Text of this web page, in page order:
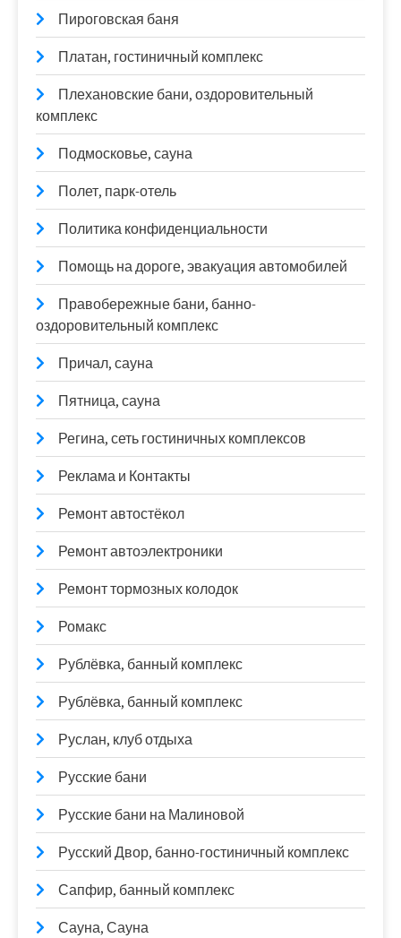
Пироговская баня
Платан, гостиничный комплекс
Плехановские бани, оздоровительный
комплекс
Подмосковье, сауна
Полет, парк-отель
Политика конфиденциальности
Помощь на дороге, эвакуация автомобилей
Правобережные бани, банно-
оздоровительный комплекс
Причал, сауна
Пятница, сауна
Регина, сеть гостиничных комплексов
Реклама и Контакты
Ремонт автостёкол
Ремонт автоэлектроники
Ремонт тормозных колодок
Ромакс
Рублёвка, банный комплекс
Рублёвка, банный комплекс
Руслан, клуб отдыха
Русские бани
Русские бани на Малиновой
Русский Двор, банно-гостиничный комплекс
Сапфир, банный комплекс
Сауна, Сауна